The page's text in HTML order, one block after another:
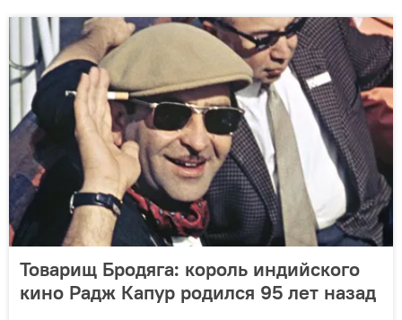
Товарищ Бродяга: король индийского
кино Радж Капур родился 95 лет назад